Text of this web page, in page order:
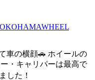
車の横顔🚗 ホイールの
・キャリパーは最高で
した！